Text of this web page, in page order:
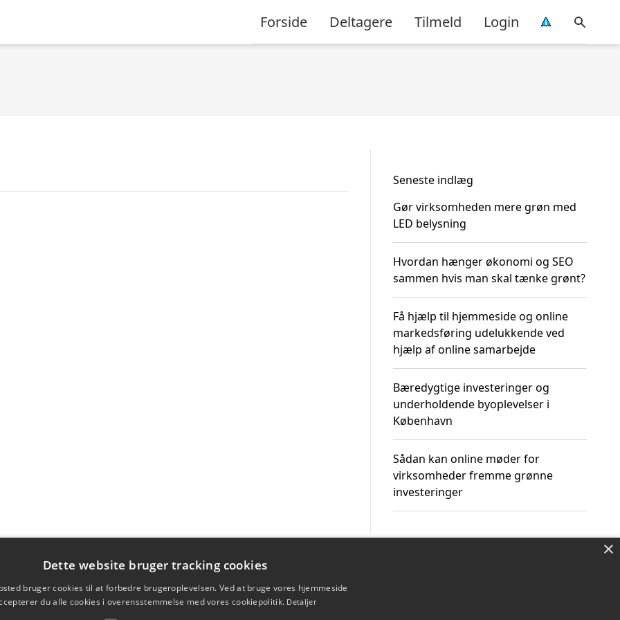
Forside Deltagere Tilmeld Login
Seneste indlæg
Gør virksomheden mere grøn med
LED belysning
Hvordan hænger økonomi og SEO
sammen hvis man skal tænke grønt?
Få hjælp til hjemmeside og online
markedsføring udelukkende ved
hjælp af online samarbejde
Bæredygtige investeringer og
underholdende byoplevelser i
København
Sådan kan online møder for
virksomheder fremme grønne
investeringer
×
Dette website bruger tracking cookies
bruger cookies til at forbedre brugeroplevelsen. Ved at bruge vores hjemmeside
du alle cookies i overensstemmelse med vores cookiepolitik. Detaljer